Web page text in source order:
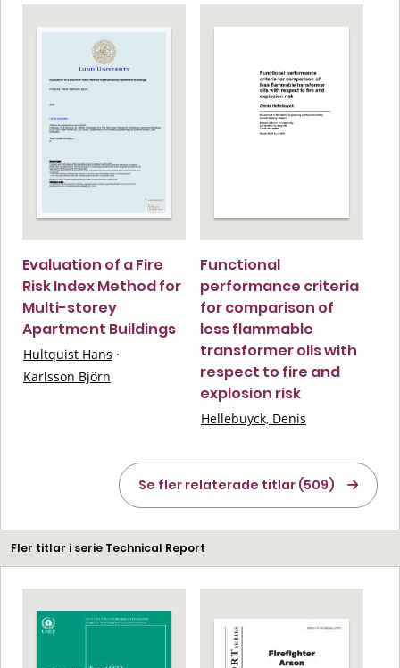
Evaluation of a Fire
Risk Index Method for
Multi-storey
Apartment Buildings
Hultquist Hans ·
Karlsson Björn
Functional
performance criteria
for comparison of
less flammable
transformer oils with
respect to fire and
explosion risk
Hellebuyck, Denis
Se fler relaterade titlar (509)
Fler titlar i serie Technical Report